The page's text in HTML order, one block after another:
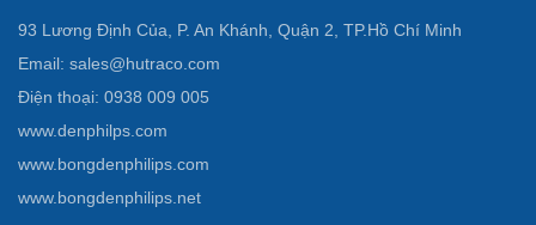
93 Lương Định Của, P. An Khánh, Quận 2, TP.Hồ Chí Minh
Email: sales@hutraco.com
Điện thoại: 0938 009 005
www.denphilps.com
www.bongdenphilips.com
www.bongdenphilips.net